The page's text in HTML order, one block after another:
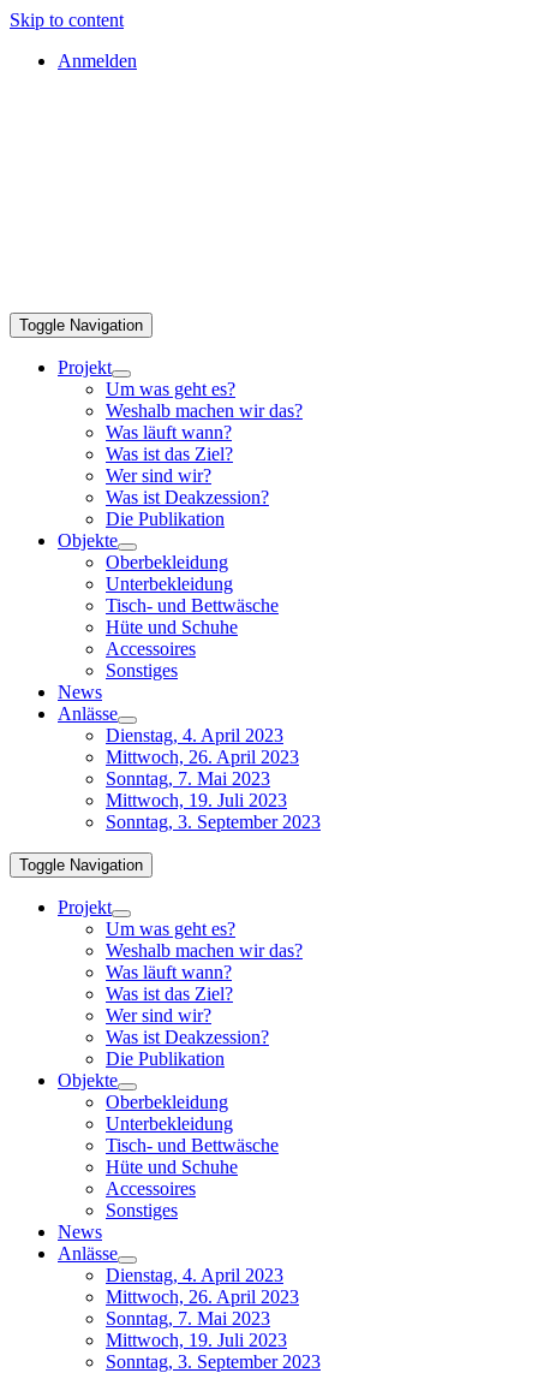
Skip to content
Anmelden
Toggle Navigation
Projekt
Um was geht es?
Weshalb machen wir das?
Was läuft wann?
Was ist das Ziel?
Wer sind wir?
Was ist Deakzession?
Die Publikation
Objekte
Oberbekleidung
Unterbekleidung
Tisch- und Bettwäsche
Hüte und Schuhe
Accessoires
Sonstiges
News
Anlässe
Dienstag, 4. April 2023
Mittwoch, 26. April 2023
Sonntag, 7. Mai 2023
Mittwoch, 19. Juli 2023
Sonntag, 3. September 2023
Toggle Navigation
Projekt
Um was geht es?
Weshalb machen wir das?
Was läuft wann?
Was ist das Ziel?
Wer sind wir?
Was ist Deakzession?
Die Publikation
Objekte
Oberbekleidung
Unterbekleidung
Tisch- und Bettwäsche
Hüte und Schuhe
Accessoires
Sonstiges
News
Anlässe
Dienstag, 4. April 2023
Mittwoch, 26. April 2023
Sonntag, 7. Mai 2023
Mittwoch, 19. Juli 2023
Sonntag, 3. September 2023